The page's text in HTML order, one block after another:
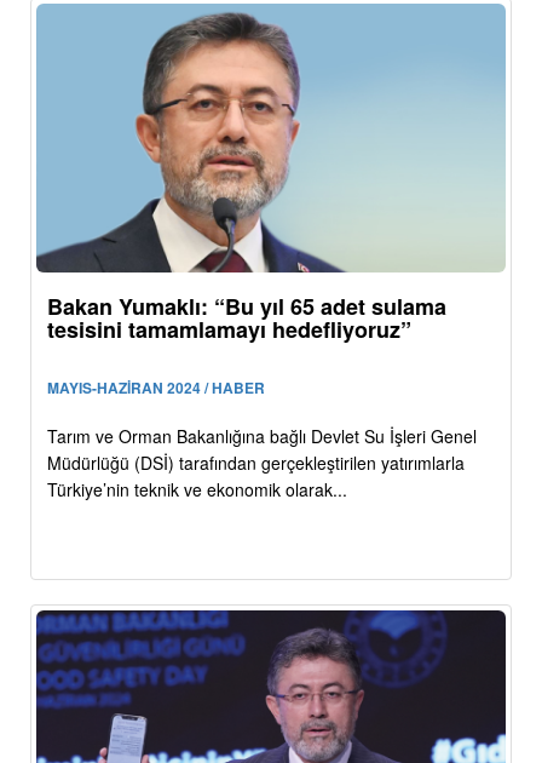
Bakan Yumaklı: “Bu yıl 65 adet sulama
tesisini tamamlamayı hedefliyoruz”
MAYIS-HAZİRAN 2024 / HABER
Tarım ve Orman Bakanlığına bağlı Devlet Su İşleri Genel
Müdürlüğü (DSİ) tarafından gerçekleştirilen yatırımlarla
Türkiye’nin teknik ve ekonomik olarak...